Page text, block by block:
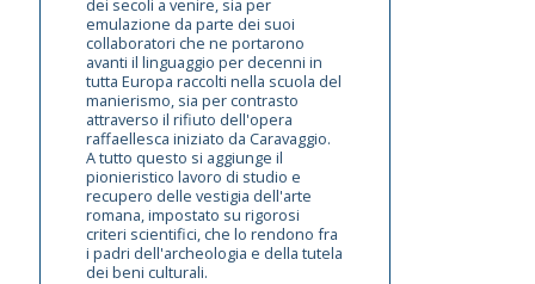
emulazione da parte dei suoi
collaboratori che ne portarono
avanti il linguaggio per decenni in
tutta Europa raccolti nella scuola del
manierismo, sia per contrasto
attraverso il rifiuto dell'opera
raffaellesca iniziato da Caravaggio.
A tutto questo si aggiunge il
pionieristico lavoro di studio e
recupero delle vestigia dell'arte
romana, impostato su rigorosi
criteri scientifici, che lo rendono fra
i padri dell'archeologia e della tutela
dei beni culturali.